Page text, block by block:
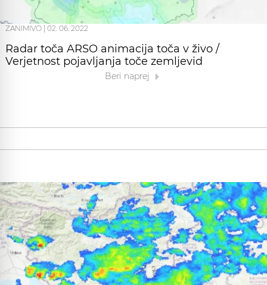
ZANIMIVO 02. 06. 2022
Radar toča ARSO animacija toča v živo /
Verjetnost pojavljanja toče zemljevid
Beri naprej